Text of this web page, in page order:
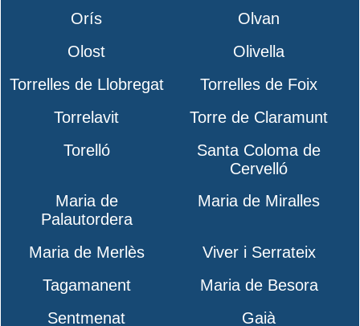
Orís
Olvan
Olost
Olivella
Torrelles de Llobregat
Torrelles de Foix
Torrelavit
Torre de Claramunt
Torelló
Santa Coloma de
Cervelló
Maria de
Palautordera
Maria de Miralles
Maria de Merlès
Viver i Serrateix
Tagamanent
Maria de Besora
Sentmenat
Gaià